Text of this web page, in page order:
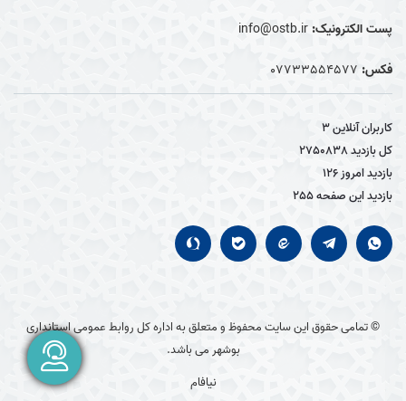
پست الکترونیک: info@ostb.ir
فکس: 07733554577
کاربران آنلاین3
کل بازدید2750838
بازدید امروز126
بازدید این صفحه255
© تمامی حقوق این سایت محفوظ و متعلق به اداره کل روابط عمومی استانداری
بوشهر می باشد.
نیافام